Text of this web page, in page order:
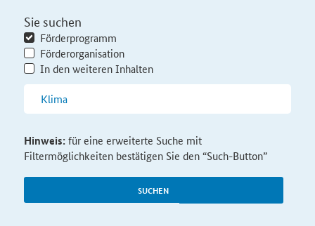
Sie suchen
Förderprogramm
Förderorganisation
In den weiteren Inhalten
SUCHEN
Hinweis:für eine erweiterte Suche mit
Filtermöglichkeiten bestätigen Sie den “Such-Button”